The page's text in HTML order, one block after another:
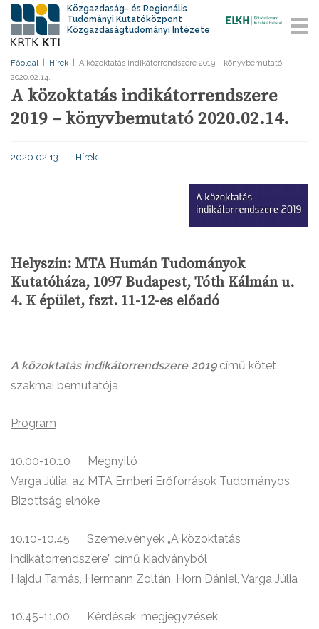
Közgazdaság- és Regionális
Tudományi Kutatóközpont
Közgazdaságtudományi Intézete
Főoldal Hírek
A közoktatás indikátorrendszere 2019 – könyvbemutató
2020.02.14.
A közoktatás indikátorrendszere
2019 – könyvbemutató 2020.02.14.
2020.02.13. Hírek
Helyszín: MTA Humán Tudományok
Kutatóháza, 1097 Budapest, Tóth Kálmán u.
4. K épület, fszt. 11-12-es előadó
A közoktatás indikátorrendszere 2019című kötet
szakmai bemutatója
Program
10.00-10.10 Megnyitó
Varga Júlia, az MTA Emberi Erőforrások Tudományos
Bizottság elnöke
10.10-10.45 Szemelvények „A közoktatás
indikátorrendszere” című kiadványból
Hajdu Tamás, Hermann Zoltán, Horn Dániel, Varga Júlia
10.45-11.00 Kérdések, megjegyzések